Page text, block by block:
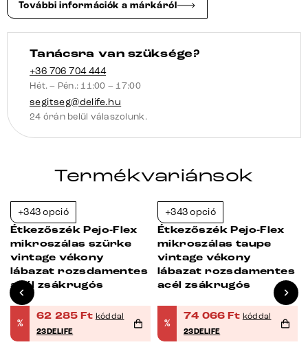
További információk a márkáról
Tanácsra van szüksége?
+36 706 704 444
Hét. – Pén.: 11:00 – 17:00
segitseg@delife.hu
24 órán belül válaszolunk.
Termékvariánsok
+343 opció
Étkezőszék Pejo-Flex
mikroszálas szürke
vintage vékony
lábazat rozsdamentes
acél zsákrugós
%
62 285 Ft kóddal
23DELIFE
+343 opció
Étkezőszék Pejo-Flex
mikroszálas taupe
vintage vékony
lábazat rozsdamentes
acél zsákrugós
%
74 066 Ft kóddal
23DELIFE